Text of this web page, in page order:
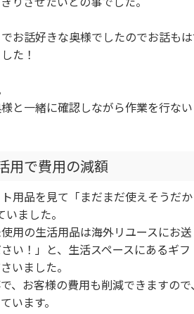
お話好きな奥様でしたのでお話も
た！
と一緒に確認しながら作業を行な
用で費用の減額
用品を見て「まだまだ使えそうだ
ました。
用の生活用品は海外リユースにお
い！」と、生活スペースにあるギ
いました。
、お客様の費用も削減できますの
います。